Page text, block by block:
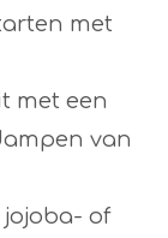
met
met een
van
jojoba- of